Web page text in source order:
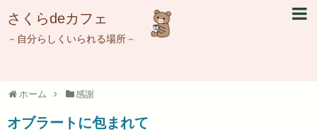
さくらdeカフェ
－自分らしくいられる場所－
ホーム 感謝
オブラートに包まれて